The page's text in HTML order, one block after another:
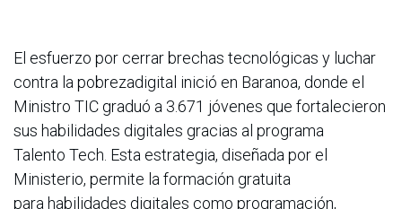
El esfuerzo por cerrar brechas tecnológicas y luchar
contra la pobrezadigital inició en Baranoa, donde el
Ministro TIC graduó a 3.671 jóvenes que fortalecieron
sus habilidades digitales gracias al programa
Talento Tech. Esta estrategia, diseñada por el
Ministerio, permite la formación gratuita
para habilidades digitales como programación,